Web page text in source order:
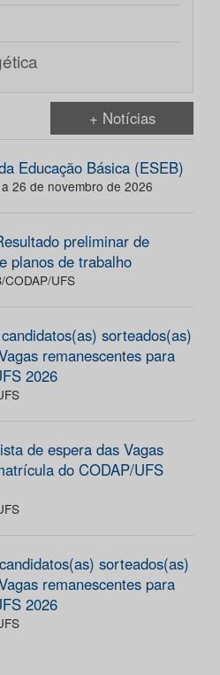
+ Notícias
Educação Básica (ESEB)
26 de novembro de 2026
preliminar de
planos de trabalho
CODAP/UFS
sorteados(as)
remanescentes para
2026
de espera das Vagas
do CODAP/UFS
sorteados(as)
remanescentes para
2026